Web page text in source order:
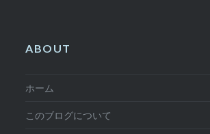
ABOUT
ホーム
このブログについて